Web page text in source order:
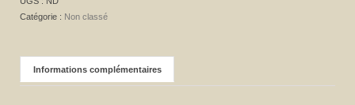
Catégorie : Non classé
Informations complémentaires